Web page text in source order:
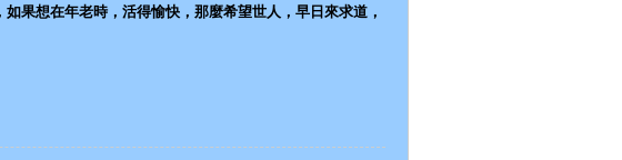
果想在年老時，活得愉快，那麼希望世人，早日來求道，